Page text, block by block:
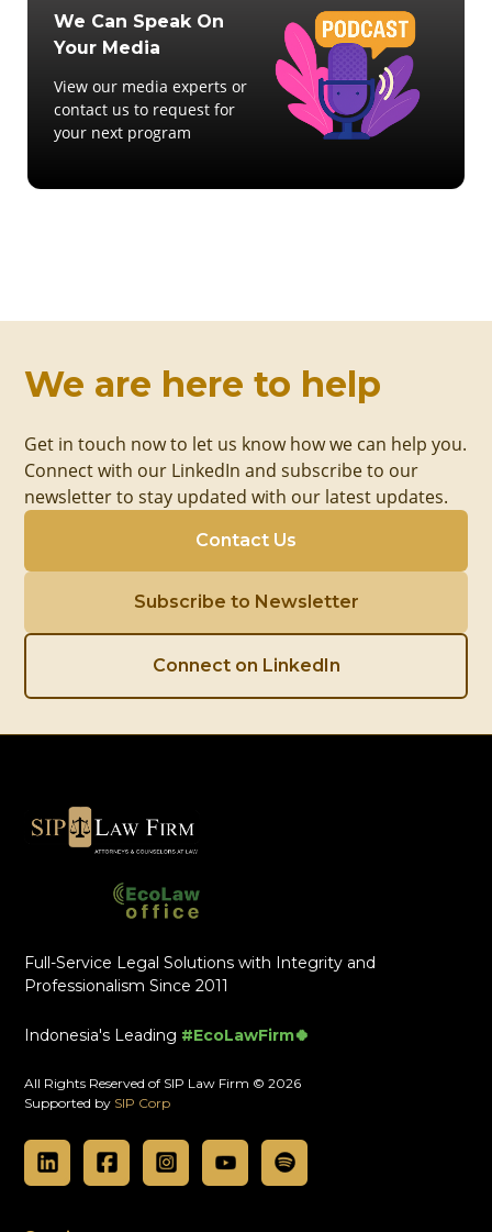
We Can Speak On
Your Media
View our media experts or
contact us to request for
your next program
We are here to help
Get in touch now to let us know how we can help you.
Connect with our LinkedIn and subscribe to our
newsletter to stay updated with our latest updates.
Contact Us
Subscribe to Newsletter
Connect on LinkedIn
Full-Service Legal Solutions with Integrity and
Professionalism Since 2011
Indonesia's Leading #EcoLawFirm🍀
All Rights Reserved of SIP Law Firm © 2026
Supported by SIP Corp